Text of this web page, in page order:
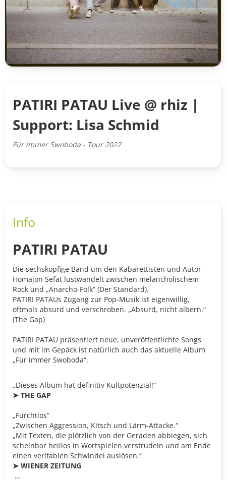
PATIRI PATAU Live @ rhiz |
Support: Lisa Schmid
Für immer Swoboda - Tour 2022
Info
PATIRI PATAU
Die sechsköpfige Band um den Kabarettisten und Autor
Homajon Sefat lustwandelt zwischen melancholischem
Rock und „Anarcho-Folk“ (Der Standard).
PATIRI PATAUs Zugang zur Pop-Musik ist eigenwillig,
oftmals absurd und verschroben. „Absurd, nicht albern.“
(The Gap)
PATIRI PATAU präsentiert neue, unveröffentlichte Songs
und mit im Gepäck ist natürlich auch das aktuelle Album
„Für immer Swoboda“.
„Dieses Album hat definitiv Kultpotenzial!“
➤ THE GAP
„Furchtlos“
„Zwischen Aggression, Kitsch und Lärm-Attacke.“
„Mit Texten, die plötzlich von der Geraden abbiegen, sich
scheinbar heillos in Wortspielen verstrudeln und am Ende
einen veritablen Schwindel auslösen.“
➤ WIENER ZEITUNG